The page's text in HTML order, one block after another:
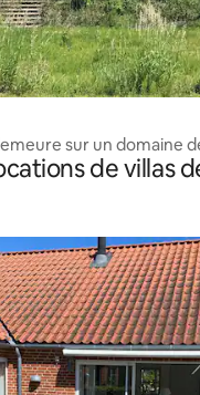
sur un domaine
de villas